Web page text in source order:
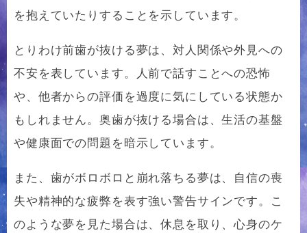
を抱えていたりすることを示しています。
とりわけ前歯が抜ける夢は、対人関係や外見への
不安を表しています。人前で話すことへの恐怖
や、他者からの評価を過度に気にしている状態か
もしれません。奥歯が抜ける場合は、生活の基盤
や健康面での問題を暗示しています。
また、歯がボロボロと崩れ落ちる夢は、自信の喪
失や精神的な疲弊を表す強い警告サインです。こ
のような夢を見た場合は、休息を取り、心身のケ